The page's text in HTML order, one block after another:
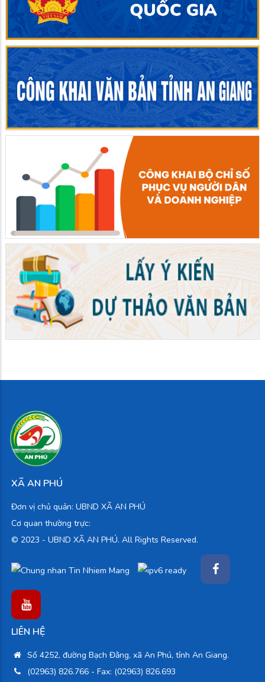
XÃ AN PHÚ
Đơn vị chủ quản: UBND XÃ AN PHÚ
Cơ quan thường trực:
© 2023 - UBND XÃ AN PHÚ. All Rights Reserved.
LIÊN HỆ
Số 4252, đường Bạch Đằng, xã An Phú, tỉnh An Giang.
(02963) 826.766 - Fax: (02963) 826.693